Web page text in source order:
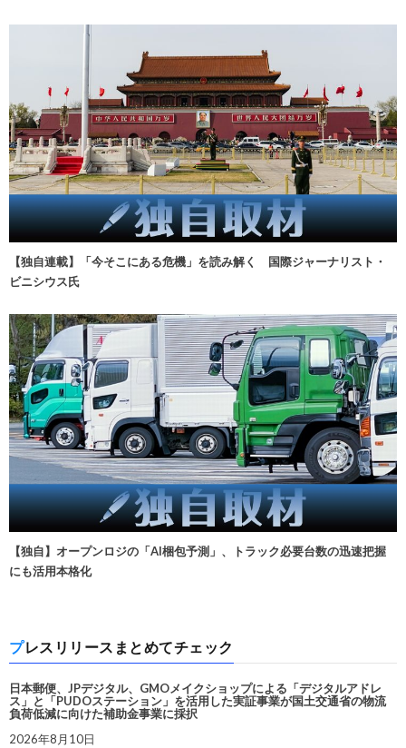
【独自連載】「今そこにある危機」を読み解く 国際ジャーナリスト・
ビニシウス氏
【独自】オープンロジの「AI梱包予測」、トラック必要台数の迅速把握
にも活用本格化
プレスリリースまとめてチェック
日本郵便、JPデジタル、GMOメイクショップによる「デジタルアドレ
ス」と「PUDOステーション」を活用した実証事業が国土交通省の物流
負荷低減に向けた補助金事業に採択
2026年8月10日